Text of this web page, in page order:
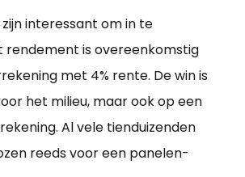
interessant om in te
rendement is overeenkomstig
met 4% rente. De win is
het milieu, maar ook op een
Al vele tienduizenden
reeds voor een panelen-